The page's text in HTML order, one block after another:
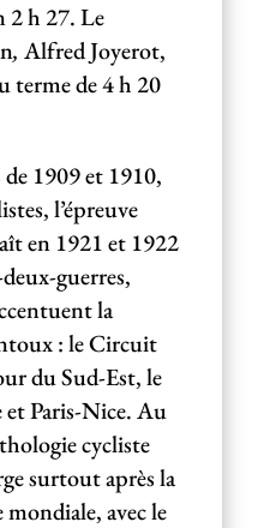
2 h 27. Le
, Alfred Joyerot,
terme de 4 h 20
1909 et 1910,
l’épreuve
en 1921 et 1922
guerres,
la
: le Circuit
du Sud-Est, le
Paris-Nice. Au
cycliste
surtout après la
avec le